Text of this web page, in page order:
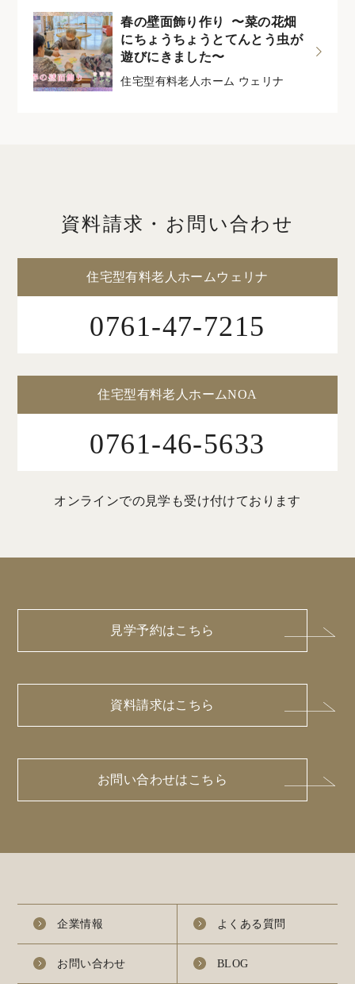
春の壁面飾り作り 〜菜の花畑
にちょうちょうとてんとう虫が
遊びにきました〜
住宅型有料老人ホーム ウェリナ
資料請求・お問い合わせ
住宅型有料老人ホームウェリナ
0761-47-7215
住宅型有料老人ホームNOA
0761-46-5633
オンラインでの見学も受け付けております
見学予約はこちら
資料請求はこちら
お問い合わせはこちら
企業情報 よくある質問
お問い合わせ BLOG